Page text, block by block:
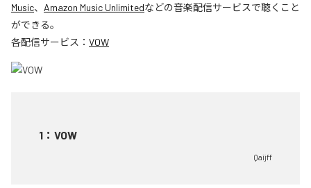
Music、 Amazon Music Unlimitedなどの音楽配信サービスで聴くこと
ができる。
各配信サービス： VOW
1 ： VOW
Qaijff